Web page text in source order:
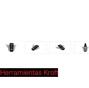
Herramientas Kroft